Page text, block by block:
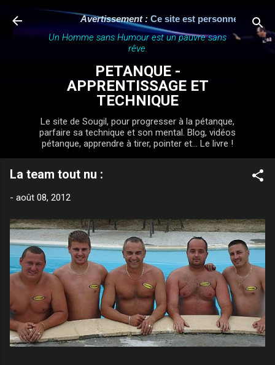
Accéder au contenu principal
Avertissement : Ce site est personnel,
Un Homme sans Humour est un pauvre sans
rêve.
PETANQUE -
APPRENTISSAGE ET
TECHNIQUE
Le site de Sougil, pour progresser à la pétanque,
parfaire sa technique et son mental. Blog, vidéos
pétanque, apprendre à tirer, pointer et... Le livre !
La team tout nu :
- août 08, 2012